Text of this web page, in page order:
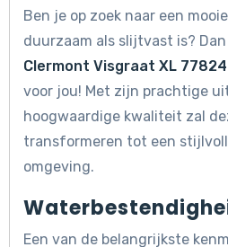
Ben je op zoek naar een
duurzaam als slijtvast is?
Clermont Visgraat XL 77824
voor jou! Met zijn prachtige
hoogwaardige kwaliteit zal
transformeren tot een
omgeving.
Een van de belangrijkste